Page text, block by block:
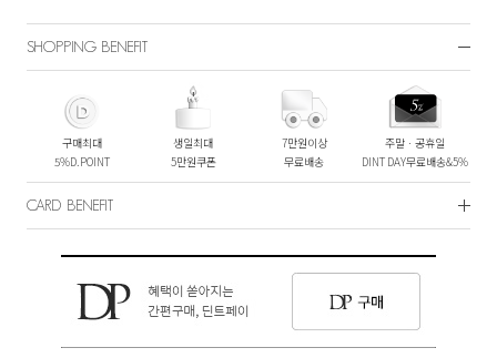
SHOPPING BENEFIT
구매최대
5%D.POINT
생일최대
5만원쿠폰
7만원이상
무료배송
주말ㆍ공휴일
DINT DAY무료배송&5%
CARD BENEFIT